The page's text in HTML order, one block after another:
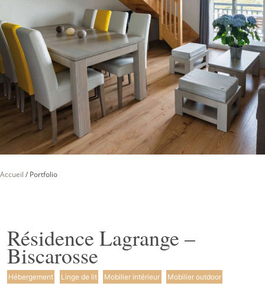
Accueil / Portfolio
Résidence Lagrange –
Biscarosse
Hébergement Linge de lit Mobilier intérieur Mobilier outdoor